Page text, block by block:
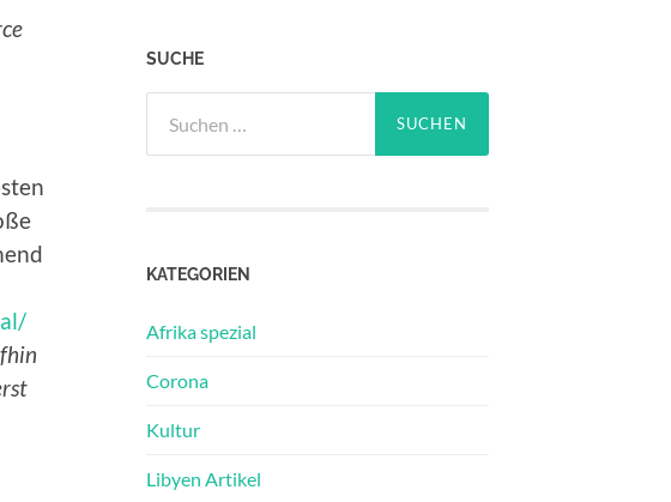
SUCHE
nach:
KATEGORIEN
Afrika spezial
Corona
Kultur
Libyen Artikel